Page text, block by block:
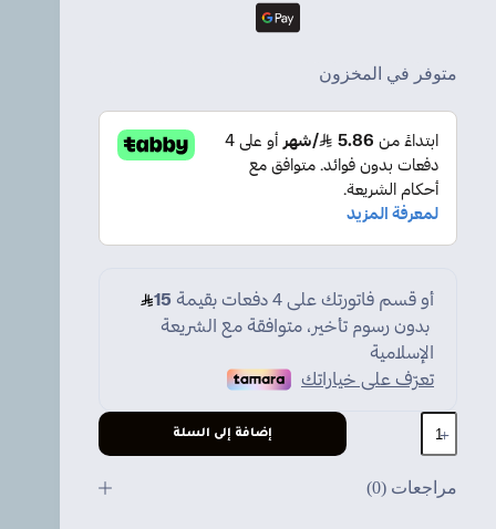
متوفر في المخزون
كمية
محول
شاحن
بطارية
لابتوب
إضافة إلى السلة
مراجعات (0)